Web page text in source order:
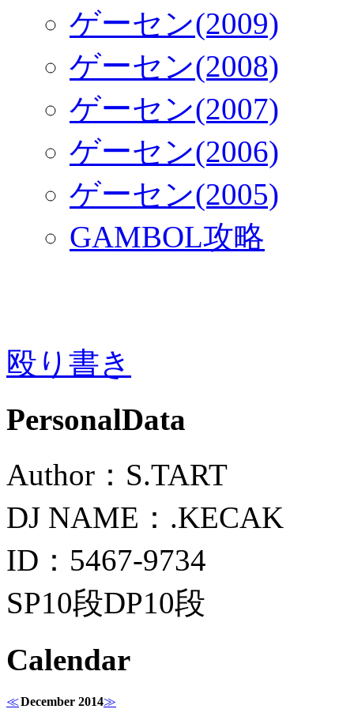
ゲーセン(2009)
ゲーセン(2008)
ゲーセン(2007)
ゲーセン(2006)
ゲーセン(2005)
GAMBOL攻略
殴り書き
PersonalData
Author：S.TART
DJ NAME：.KECAK
ID：5467-9734
SP10段DP10段
Calendar
≪December 2014≫